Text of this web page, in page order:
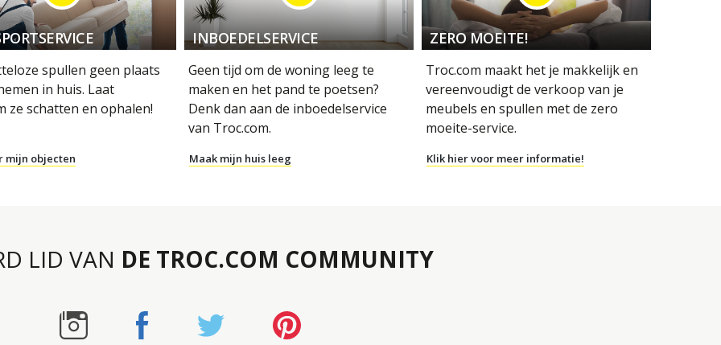
spullen geen plaats
in huis. Laat
ze schatten en ophalen!
mijn objecten
INBOEDELSERVICE
Geen tijd om de woning leeg te
maken en het pand te poetsen?
Denk dan aan de inboedelservice
van Troc.com.
Maak mijn huis leeg
ZERO MOEITE!
Troc.com maakt het je makkelijk en
vereenvoudigt de verkoop van je
meubels en spullen met de zero
moeite-service.
Klik hier voor meer informatie!
LID VAN DE TROC.COM COMMUNITY